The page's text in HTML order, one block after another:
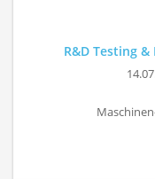
R&D Testing